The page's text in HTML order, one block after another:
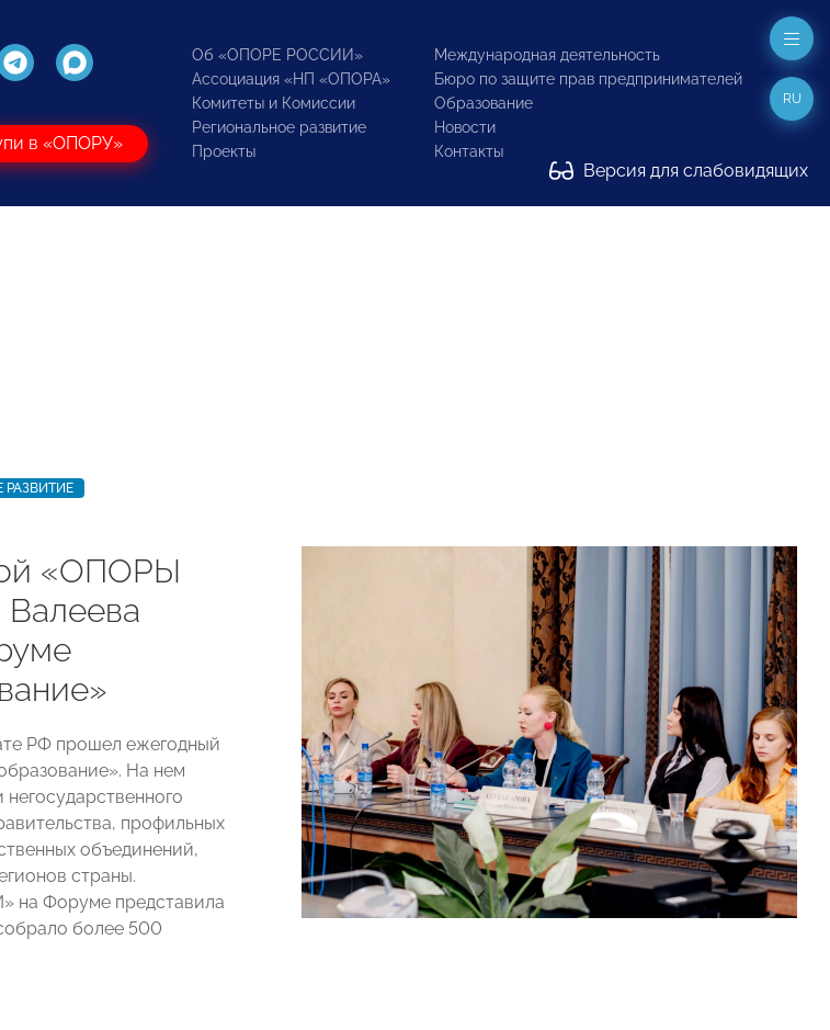
в «ОПОРУ»
Об «ОПОРЕ РОССИИ»
Ассоциация «НП «ОПОРА»
Комитеты и Комиссии
Региональное развитие
Проекты
Международная деятельность
Бюро по защите прав предпринимателей
Образование
Новости
Контакты
Версия для слабовидящих
RU
РАЗВИТИЕ
«ОПОРЫ
РФ прошел ежегодный
На нем
профильных
объединений,
страны.
на Форуме представила
более 500